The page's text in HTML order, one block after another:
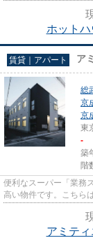
ホット
賃貸｜アパート ア
総
京
京
東
-
築
階
便利なスーパー「業務
高い物件です。こちら
アミテ